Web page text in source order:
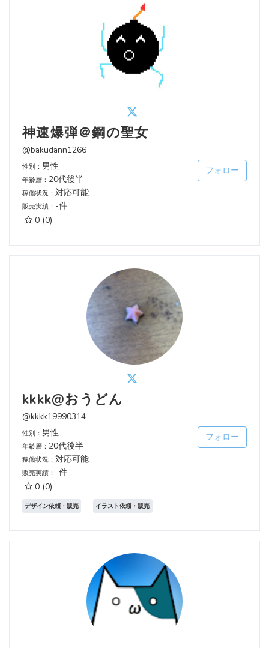
神速爆弾＠鋼の聖女
@bakudann1266
性別： 男性
年齢層： 20代後半
稼働状況： 対応可能
販売実績： -件
0 (0)
フォロー
kkkk@おうどん
@kkkk19990314
性別： 男性
年齢層： 20代後半
稼働状況： 対応可能
販売実績： -件
0 (0)
フォロー
デザイン依頼・販売 イラスト依頼・販売